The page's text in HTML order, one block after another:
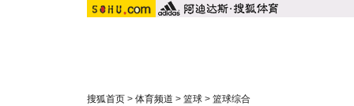
搜狐首页 > 体育频道 > 篮球 > 篮球综合